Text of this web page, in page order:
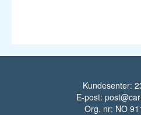
Kundesenter:
E-post:
Org. nr: NO